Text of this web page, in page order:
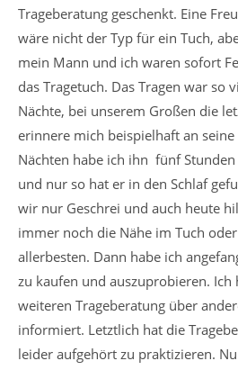
Trageberatung geschenkt. Eine
wäre nicht der Typ für ein Tuch,
mein Mann und ich waren sofort
das Tragetuch. Das Tragen war so
Nächte, bei unserem Großen die
erinnere mich beispielhaft an
Nächten habe ich ihn fünf
und nur so hat er in den Schlaf
wir nur Geschrei und auch heute
immer noch die Nähe im Tuch
allerbesten. Dann habe ich
zu kaufen und auszuprobieren. Ich
weiteren Trageberatung über
informiert. Letztlich hat die
leider aufgehört zu praktizieren.